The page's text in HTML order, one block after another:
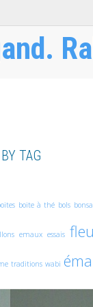
TAG
boite à thé bols
emaux essais
traditions wabi